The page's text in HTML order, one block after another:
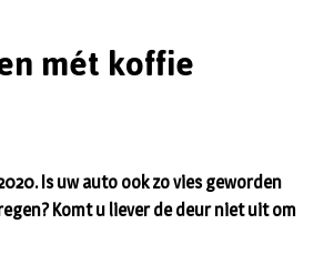
mét koffie
2020. Is uw auto ook zo vies geworden
Komt u liever de deur niet uit om